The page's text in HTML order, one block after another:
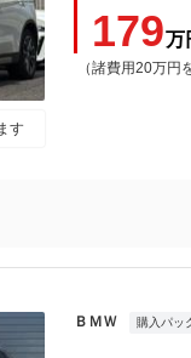
す
179万
（諸費用20万円
ＢＭＷ 購入パッ